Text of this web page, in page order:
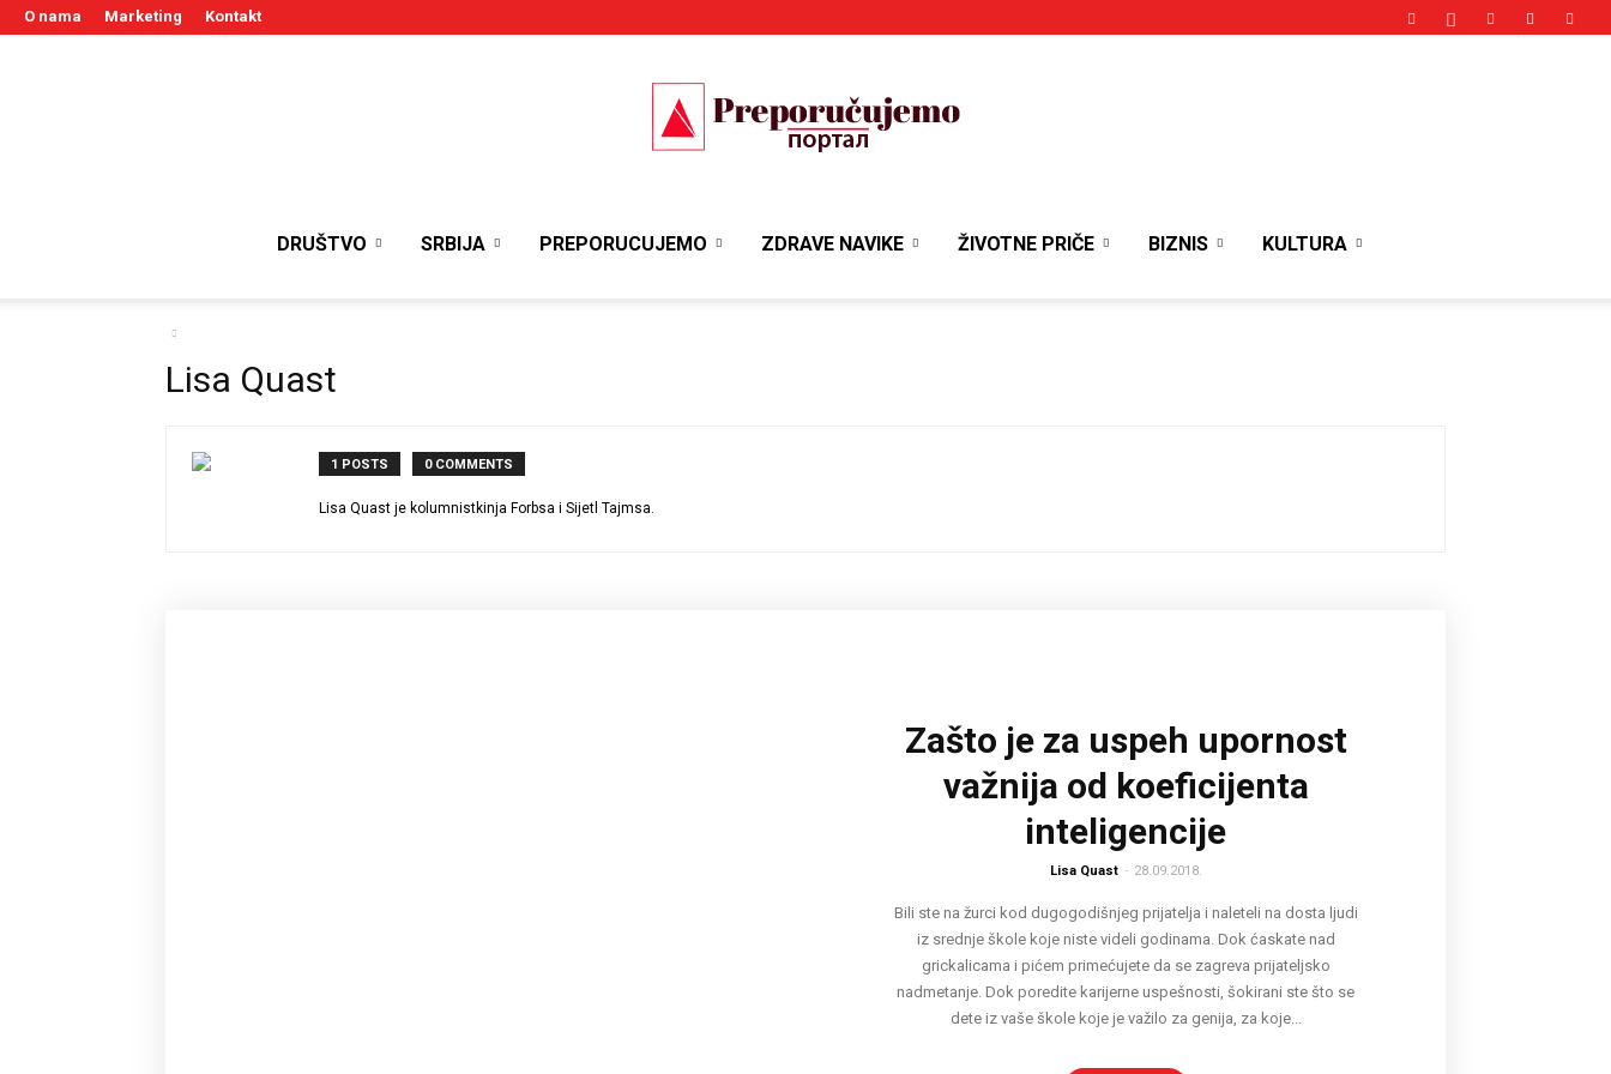
O nama Marketing Kontakt
Portal
DRUŠTVO SRBIJA PREPORUCUJEMO ZDRAVE NAVIKE ŽIVOTNE PRIČE BIZNIS KULTURA
Lisa Quast
1 POSTS 0 COMMENTS
Lisa Quast je kolumnistkinja Forbsa i Sijetl Tajmsa.
Zašto je za uspeh upornost
važnija od koeficijenta
inteligencije
Lisa Quast - 28.09.2018.
Bili ste na žurci kod dugogodišnjeg prijatelja i naleteli na dosta ljudi
iz srednje škole koje niste videli godinama. Dok ćaskate nad
grickalicama i pićem primećujete da se zagreva prijateljsko
nadmetanje. Dok poredite karijerne uspešnosti, šokirani ste što se
dete iz vaše škole koje je važilo za genija, za koje...